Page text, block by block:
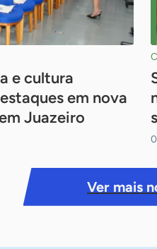
e cultura
em nova
Juazeiro
Ver mais